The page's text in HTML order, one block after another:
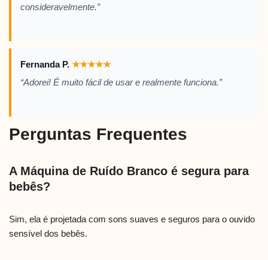
consideravelmente.”
Fernanda P. ★★★★★
“Adorei! É muito fácil de usar e realmente funciona.”
Perguntas Frequentes
A Máquina de Ruído Branco é segura para
bebês?
Sim, ela é projetada com sons suaves e seguros para o ouvido
sensível dos bebês.